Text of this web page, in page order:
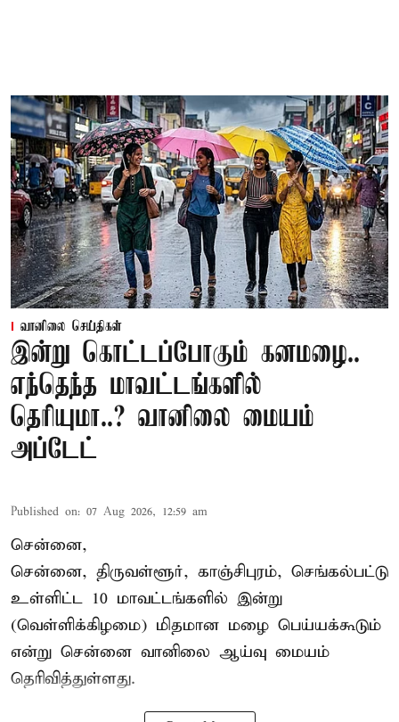
வானிலை செய்திகள்
இன்று கொட்டப்போகும் கனமழை..
எந்தெந்த மாவட்டங்களில்
தெரியுமா..? வானிலை மையம்
அப்டேட்
Published on: 07 Aug 2026, 12:59 am
சென்னை,
சென்னை, திருவள்ளூர், காஞ்சிபுரம், செங்கல்பட்டு
உள்ளிட்ட 10 மாவட்டங்களில் இன்று
(வெள்ளிக்கிழமை) மிதமான மழை பெய்யக்கூடும்
என்று சென்னை வானிலை ஆய்வு மையம்
தெரிவித்துள்ளது.